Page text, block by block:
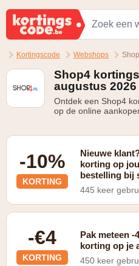
Kortingscode Webshops
Shop4
augustus 2026
Ontdek een Shop4
op de online
-10%
KORTING
Nieuwe
korting op
bestelling bij
445 keer
-€4
KORTING
Pak meteen -
korting op je
450 keer